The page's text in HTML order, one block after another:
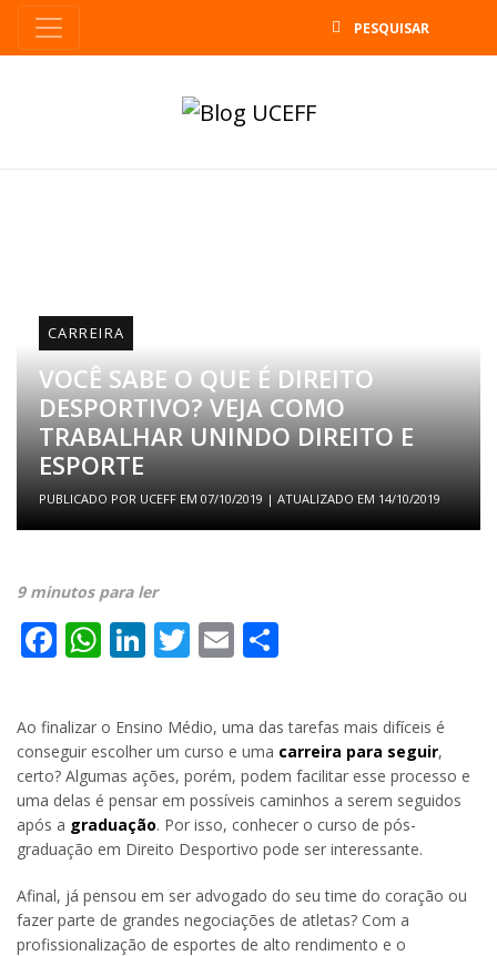
CARREIRA
VOCÊ SABE O QUE É DIREITO
DESPORTIVO? VEJA COMO
TRABALHAR UNINDO DIREITO E
ESPORTE
PUBLICADO POR UCEFF EM 07/10/2019 | ATUALIZADO EM 14/10/2019
9 minutos para ler
Facebook
WhatsApp
LinkedIn
Twitter
Email
Ao finalizar o Ensino Médio, uma das tarefas mais difíceis é
conseguir escolher um curso e uma carreira para seguir,
certo? Algumas ações, porém, podem facilitar esse processo e
uma delas é pensar em possíveis caminhos a serem seguidos
após a graduação. Por isso, conhecer o curso de pós-
graduação em Direito Desportivo pode ser interessante.
Afinal, já pensou em ser advogado do seu time do coração ou
fazer parte de grandes negociações de atletas? Com a
profissionalização de esportes de alto rendimento e o